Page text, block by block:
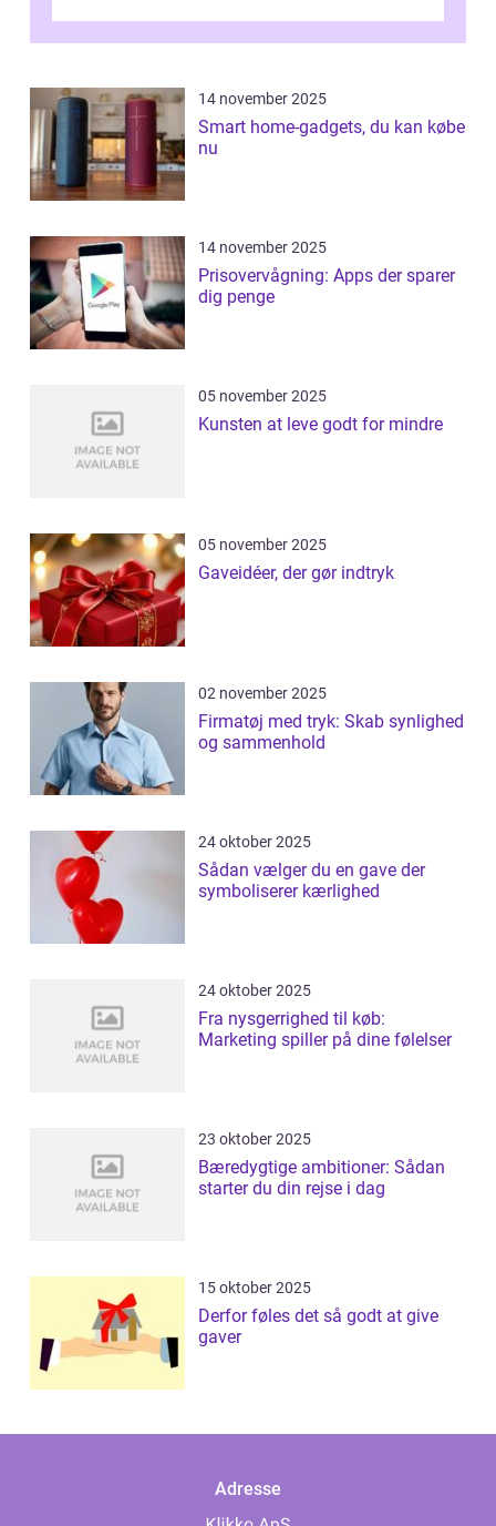
14 november 2025
Smart home-gadgets, du kan købe
nu
14 november 2025
Prisovervågning: Apps der sparer
dig penge
05 november 2025
Kunsten at leve godt for mindre
05 november 2025
Gaveidéer, der gør indtryk
02 november 2025
Firmatøj med tryk: Skab synlighed
og sammenhold
24 oktober 2025
Sådan vælger du en gave der
symboliserer kærlighed
24 oktober 2025
Fra nysgerrighed til køb:
Marketing spiller på dine følelser
23 oktober 2025
Bæredygtige ambitioner: Sådan
starter du din rejse i dag
15 oktober 2025
Derfor føles det så godt at give
gaver
Adresse